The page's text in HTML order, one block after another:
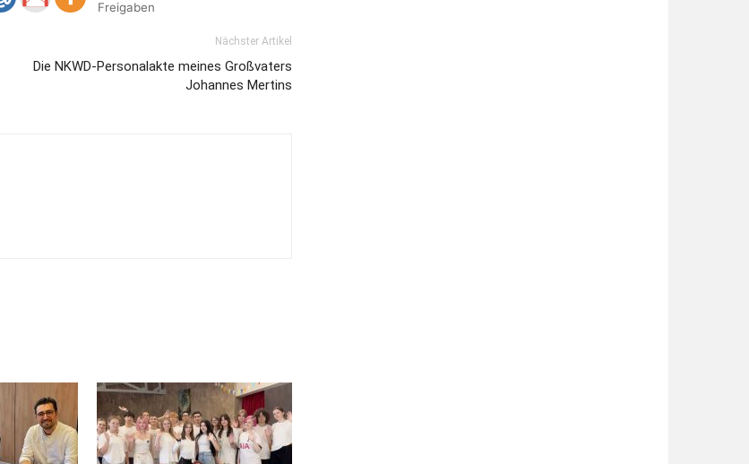
Freigaben
Nächster Artikel
Die NKWD-Personalakte meines Großvaters
Johannes Mertins